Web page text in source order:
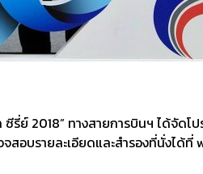
รี่ย์ 2018” ทางสายการบินฯ ได้จัด
สอบรายละเอียดและสำรองที่นั่งไ